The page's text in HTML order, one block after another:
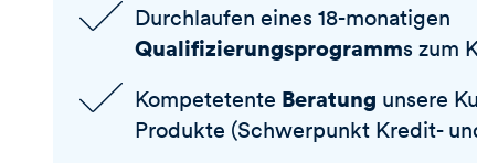
Durchlaufen eines 18-monatigen
Qualifizierungsprogramms zum
Kompetetente Beratung unsere
Produkte (Schwerpunkt Kredit-